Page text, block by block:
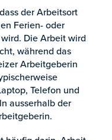
der Arbeitsort
Ferien- oder
Die Arbeit wird
während das
Arbeitgeberin
Telefon und
ausserhalb der